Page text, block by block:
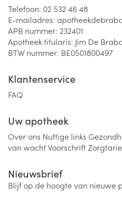
Telefoon: 02 532 46 48
E-mailadres:
APB nummer: 232401
Apotheek titularis: Jim De
BTW nummer: BE0501800497
Klantenservice
FAQ
Uw apotheek
Over ons Nuttige links
van wachtVoorschrift
Nieuwsbrief
Blijf op de hoogte van nieuwe